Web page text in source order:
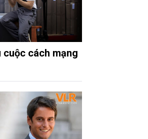
cuộc cách mạng